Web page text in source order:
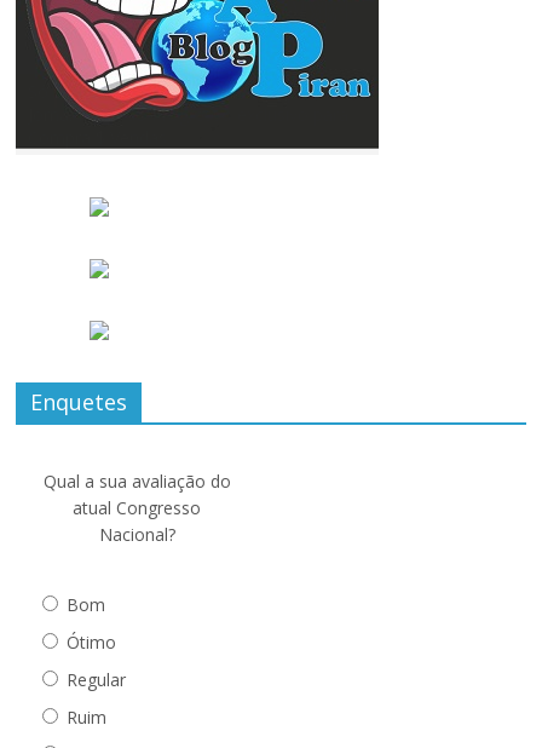
Enquetes
Qual a sua avaliação do
atual Congresso
Nacional?
Bom
Ótimo
Regular
Ruim